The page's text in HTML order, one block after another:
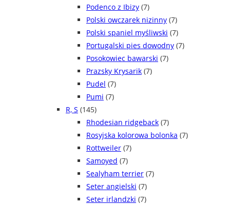
Podenco z Ibizy (7)
Polski owczarek nizinny (7)
Polski spaniel myśliwski (7)
Portugalski pies dowodny (7)
Posokowiec bawarski (7)
Prazsky Krysarik (7)
Pudel (7)
Pumi (7)
R, S (145)
Rhodesian ridgeback (7)
Rosyjska kolorowa bolonka (7)
Rottweiler (7)
Samoyed (7)
Sealyham terrier (7)
Seter angielski (7)
Seter irlandzki (7)